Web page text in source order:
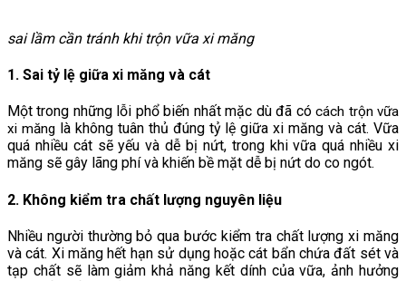
sai lầm cần tránh khi trộn vữa xi măng
1. Sai tỷ lệ giữa xi măng và cát
Một trong những lỗi phổ biến nhất mặc dù đã cócách trộn vữa
xi mănglà không tuân thủ đúng tỷ lệ giữa xi măng và cát. Vữa
quá nhiều cát sẽ yếu và dễ bị nứt, trong khi vữa quá nhiều xi
măng sẽ gây lãng phí và khiến bề mặt dễ bị nứt do co ngót.
2. Không kiểm tra chất lượng nguyên liệu
Nhiều người thường bỏ qua bước kiểm tra chất lượng xi măng
và cát. Xi măng hết hạn sử dụng hoặc cát bẩn chứa đất sét và
tạp chất sẽ làm giảm khả năng kết dính của vữa, ảnh hưởng